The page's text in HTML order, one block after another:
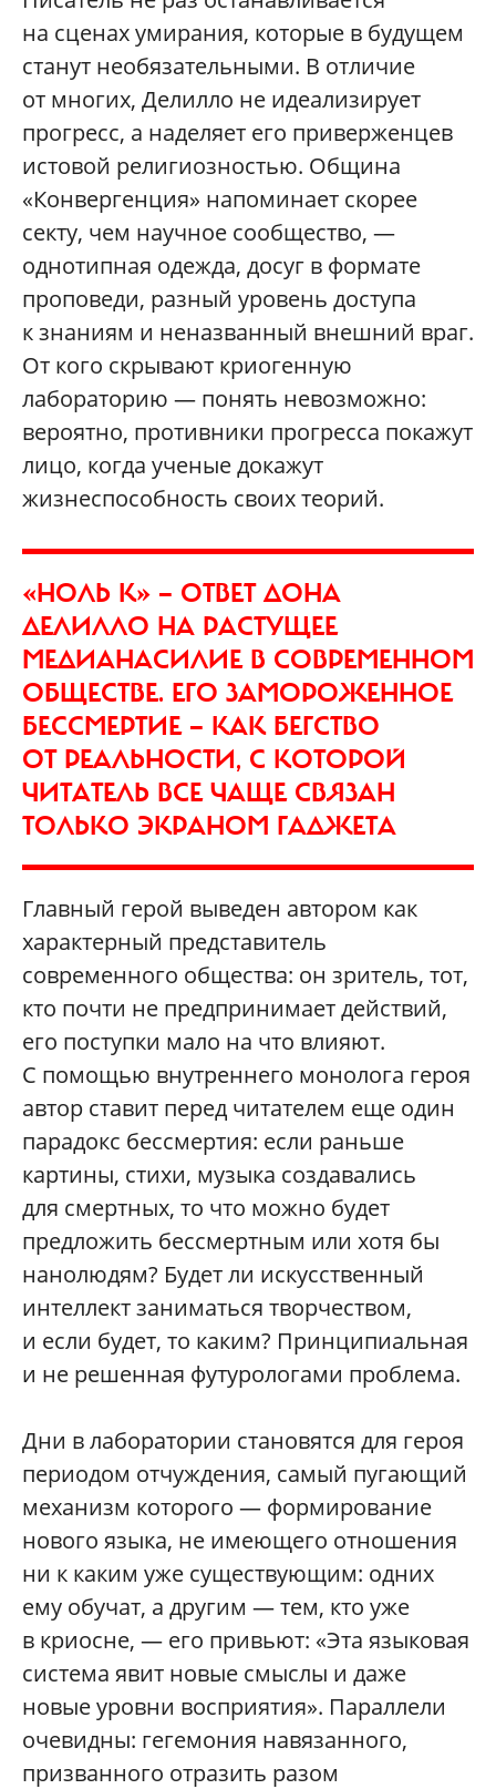
на сценах умирания, которые в будущем
станут необязательными. В отличие
от многих, Делилло не идеализирует
прогресс, а наделяет его приверженцев
истовой религиозностью. Община
«Конвергенция» напоминает скорее
секту, чем научное сообщество, —
однотипная одежда, досуг в формате
проповеди, разный уровень доступа
к знаниям и неназванный внешний враг.
От кого скрывают криогенную
лабораторию — понять невозможно:
вероятно, противники прогресса покажут
лицо, когда ученые докажут
жизнеспособность своих теорий.
«НОЛЬ K» — ОТВЕТ ДОНА
ДЕЛИЛЛО НА РАСТУЩЕЕ
МЕДИАНАСИЛИЕ В СОВРЕМЕННОМ
ОБЩЕСТВЕ. ЕГО ЗАМОРОЖЕННОЕ
БЕССМЕРТИЕ — КАК БЕГСТВО
ОТ РЕАЛЬНОСТИ, С КОТОРОЙ
ЧИТАТЕЛЬ ВСЕ ЧАЩЕ СВЯЗАН
ТОЛЬКО ЭКРАНОМ ГАДЖЕТА
Главный герой выведен автором как
характерный представитель
современного общества: он зритель, тот,
кто почти не предпринимает действий,
его поступки мало на что влияют.
С помощью внутреннего монолога героя
автор ставит перед читателем еще один
парадокс бессмертия: если раньше
картины, стихи, музыка создавались
для смертных, то что можно будет
предложить бессмертным или хотя бы
нанолюдям? Будет ли искусственный
интеллект заниматься творчеством,
и если будет, то каким? Принципиальная
и не решенная футурологами проблема.
Дни в лаборатории становятся для героя
периодом отчуждения, самый пугающий
механизм которого — формирование
нового языка, не имеющего отношения
ни к каким уже существующим: одних
ему обучат, а другим — тем, кто уже
в криосне, — его привьют: «Эта языковая
система явит новые смыслы и даже
новые уровни восприятия». Параллели
очевидны: гегемония навязанного,
призванного отразить разом